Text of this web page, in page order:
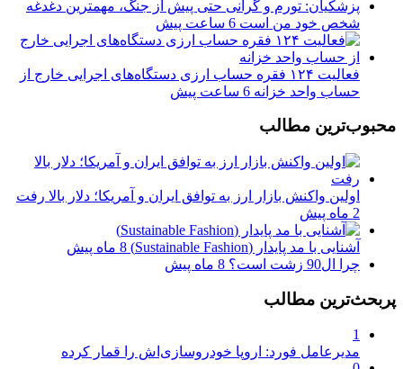
پزشکیان: تورم و گرانی حتی پیش از جنگ، مهمترین دغدغه
شخص خود من است 6 ساعت پیش
فعالیت ۱۲۴ فقره حساب ارزی دستگاه‌های اجرایی خارج از
حساب واحد خزانه 6 ساعت پیش
محبوب‌ترین مطالب
اولین واکنش بازار ارز به توافق ایران و آمریکا؛ دلار بالا رفت
2 ماه پیش
آشنایی با مد پایدار (Sustainable Fashion)
8 ماه پیش
چرا ال90 زشت است؟
8 ماه پیش
پربحث‌ترین مطالب
1
مدیرعامل فورد: اروپا خودروسازی‌اش را قمار کرده